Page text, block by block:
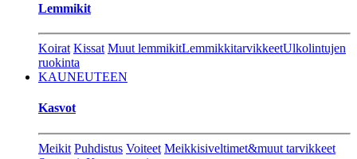
Lemmikit
Koirat Kissat Muut lemmikitLemmikkitarvikkeetUlkolintujen
ruokinta
KAUNEUTEEN
Kasvot
Meikit Puhdistus Voiteet Meikkisiveltimet&muut tarvikkeet